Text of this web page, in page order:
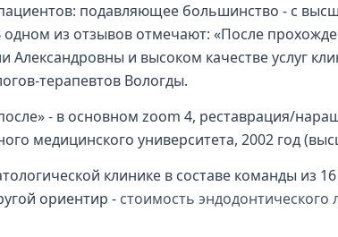
подавляющее большинство - с
из отзывов отмечают: «После
и высоком качестве услуг
терапевтов Вологды.
- в основном zoom 4, реставрация/
медицинского университета, 2002 год
клинике в составе команды из
ориентир - стоимость эндодонтического